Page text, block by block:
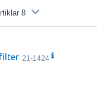
8
21-1424